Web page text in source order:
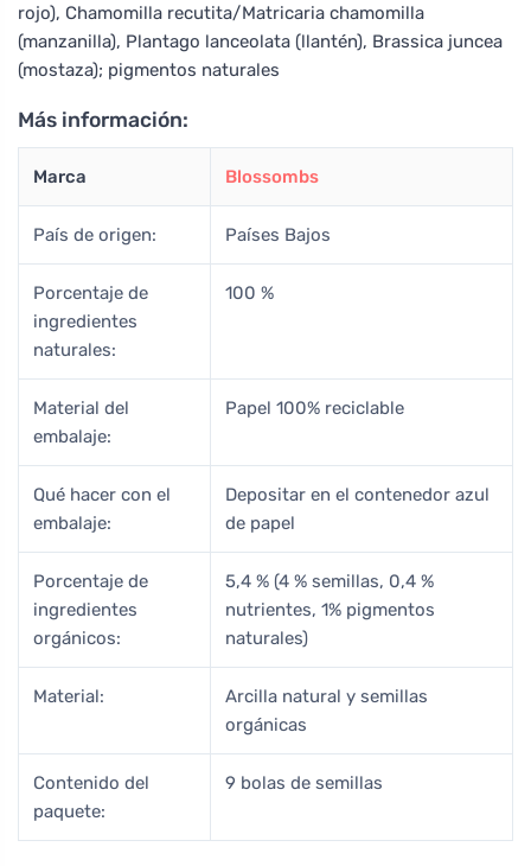
rojo), Chamomilla recutita/Matricaria chamomilla
(manzanilla), Plantago lanceolata (llantén), Brassica juncea
(mostaza); pigmentos naturales
Más información:
Marca Blossombs
País de origen: Países Bajos
Porcentaje de
ingredientes
naturales:
100 %
Material del
embalaje:
Papel 100% reciclable
Qué hacer con el
embalaje:
Depositar en el contenedor azul
de papel
Porcentaje de
ingredientes
orgánicos:
5,4 % (4 % semillas, 0,4 %
nutrientes, 1% pigmentos
naturales)
Material:
Arcilla natural y semillas
orgánicas
Contenido del
paquete:
9 bolas de semillas